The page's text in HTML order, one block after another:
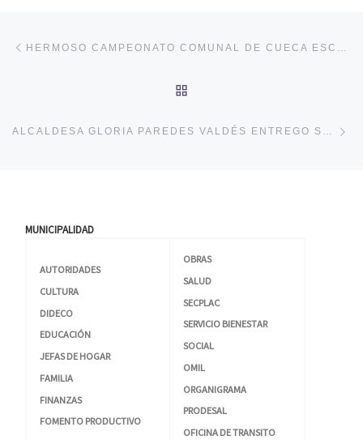
ALCALDESA GLORIA PAREDES VALDÉS ENTREGO SUBVENCIONES MUNICIPALES A ORGANIZACIONES COMUNITARIAS
MUNICIPALIDAD
AUTORIDADES
CULTURA
DIDECO
EDUCACIÓN
JEFAS DE HOGAR
FAMILIA
FINANZAS
FOMENTO PRODUCTIVO
OBRAS
SALUD
SECPLAC
SERVICIO BIENESTAR
SOCIAL
OMIL
ORGANIGRAMA
PRODESAL
OFICINA DE TRANSITO